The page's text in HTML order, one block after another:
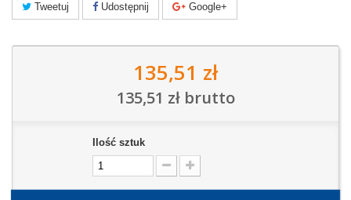
Tweetuj Udostępnij Google+
135,51 zł
135,51 złbrutto
Ilość sztuk